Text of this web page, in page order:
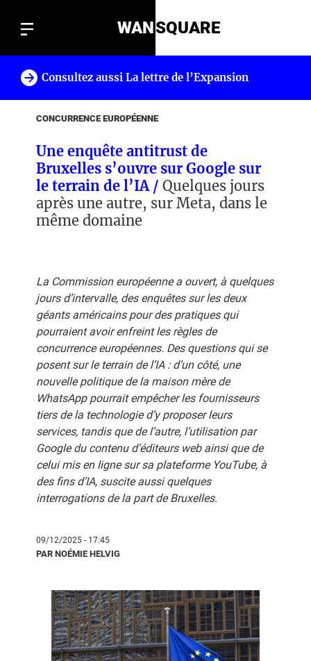
WANSQUARE
Consultez aussi La lettre de l’Expansion
CONCURRENCE EUROPÉENNE
Une enquête antitrust de
Bruxelles s’ouvre sur Google sur
le terrain de l’IA / Quelques jours
après une autre, sur Meta, dans le
même domaine
La Commission européenne a ouvert, à quelques
jours d’intervalle, des enquêtes sur les deux
géants américains pour des pratiques qui
pourraient avoir enfreint les règles de
concurrence européennes. Des questions qui se
posent sur le terrain de l’IA : d’un côté, une
nouvelle politique de la maison mère de
WhatsApp pourrait empêcher les fournisseurs
tiers de la technologie d’y proposer leurs
services, tandis que de l’autre, l’utilisation par
Google du contenu d’éditeurs web ainsi que de
celui mis en ligne sur sa plateforme YouTube, à
des fins d’IA, suscite aussi quelques
interrogations de la part de Bruxelles.
09/12/2025 - 17:45
PAR NOÉMIE HELVIG